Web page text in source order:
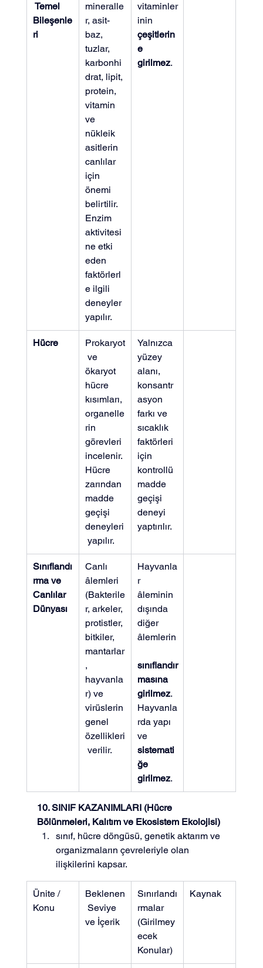
Temel
Bileşenle
ri
mineralle
r, asit-
baz,
tuzlar,
karbonhi
drat, lipit,
protein,
vitamin
ve
nükleik
asitlerin
canlılar
için
önemi
belirtilir.
Enzim
aktivitesi
ne etki
eden
faktörlerl
e ilgili
deneyler
yapılır.
vitaminler
inin
çeşitlerin
e
girilmez.
Hücre
Prokaryot
ve
ökaryot
hücre
kısımları,
organelle
rin
görevleri
incelenir.
Hücre
zarından
madde
geçişi
deneyleri
yapılır.
Yalnızca
yüzey
alanı,
konsantr
asyon
farkı ve
sıcaklık
faktörleri
için
kontrollü
madde
geçişi
deneyi
yaptırılır.
Sınıflandı
rma ve
Canlılar
Dünyası
Canlı
âlemleri
(Bakterile
r, arkeler,
protistler,
bitkiler,
mantarlar
,
hayvanla
r) ve
virüslerin
genel
özellikleri
verilir.
Hayvanla
r
âleminin
dışında
diğer
âlemlerin
sınıflandır
masına
girilmez.
Hayvanla
rda yapı
ve
sistemati
ğe
girilmez.
10. SINIF KAZANIMLARI (Hücre
Bölünmeleri, Kalıtım ve Ekosistem Ekolojisi)
sınıf, hücre döngüsü, genetik aktarım ve
organizmaların çevreleriyle olan
ilişkilerini kapsar.
Ünite /
Konu
Beklenen
Seviye
ve İçerik
Sınırlandı
rmalar
(Girilmey
ecek
Konular)
Kaynak